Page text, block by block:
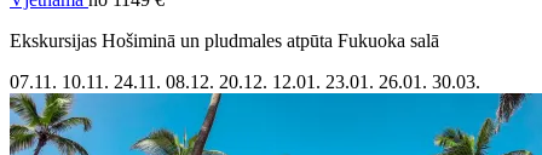
Ekskursijas Hošiminā un pludmales atpūta Fukuoka salā
07.11. 10.11. 24.11. 08.12. 20.12. 12.01. 23.01. 26.01. 30.03.